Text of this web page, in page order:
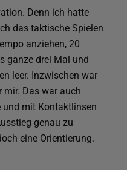
Denn ich hatte
das taktische Spielen
anziehen, 20
ganze drei Mal und
leer. Inzwischen war
mir. Das war auch
und mit Kontaktlinsen
genau zu
eine Orientierung.